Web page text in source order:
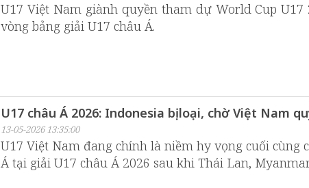
U17 Việt Nam giành quyền tham dự World Cup
vòng bảng giải U17 châu Á.
U17 châu Á 2026: Indonesia bị loại, chờ Việt Nam
13-05-2026 13:35:00
U17 Việt Nam đang chính là niềm hy vọng cuối cùng
Á tại giải U17 châu Á 2026 sau khi Thái Lan,